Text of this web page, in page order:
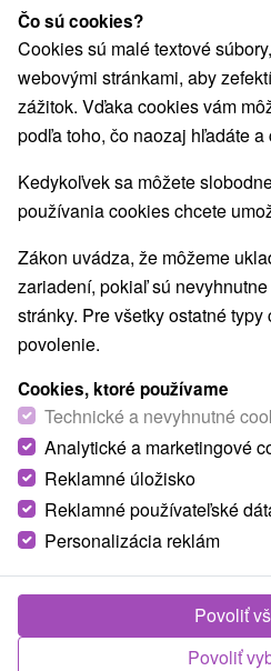
Navigovať do miesta
O ZARIADENÍ VYBAVENIE
Čo sú cookies?
Cookies sú malé textové
webovými stránkami, aby
zážitok. Vďaka cookies vám
podľa toho, čo naozaj hľadáte a
Kedykoľvek sa môžete
používania cookies chcete
Zákon uvádza, že môžeme
zariadení, pokiaľ sú
stránky. Pre všetky ostatné
povolenie.
Cookies, ktoré používame
Technické a nevyhnutné
Analytické a marketingové
Reklamné úložisko
Reklamné používateľské
Personalizácia reklám
Povoliť
Povoliť